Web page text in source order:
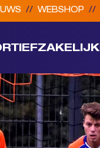
// WEBSHOP //
ZAKELIJK